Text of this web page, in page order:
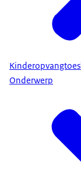
Onderwerp